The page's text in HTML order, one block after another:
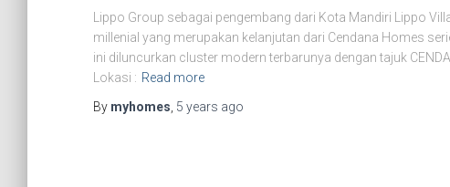
Lippo Group sebagai pengembang dari Kota Mandiri Lippo
millenial yang merupakan kelanjutan dari Cendana Homes
ini diluncurkan cluster modern terbarunya dengan tajuk
Lokasi : Read more
By myhomes 5 years ago